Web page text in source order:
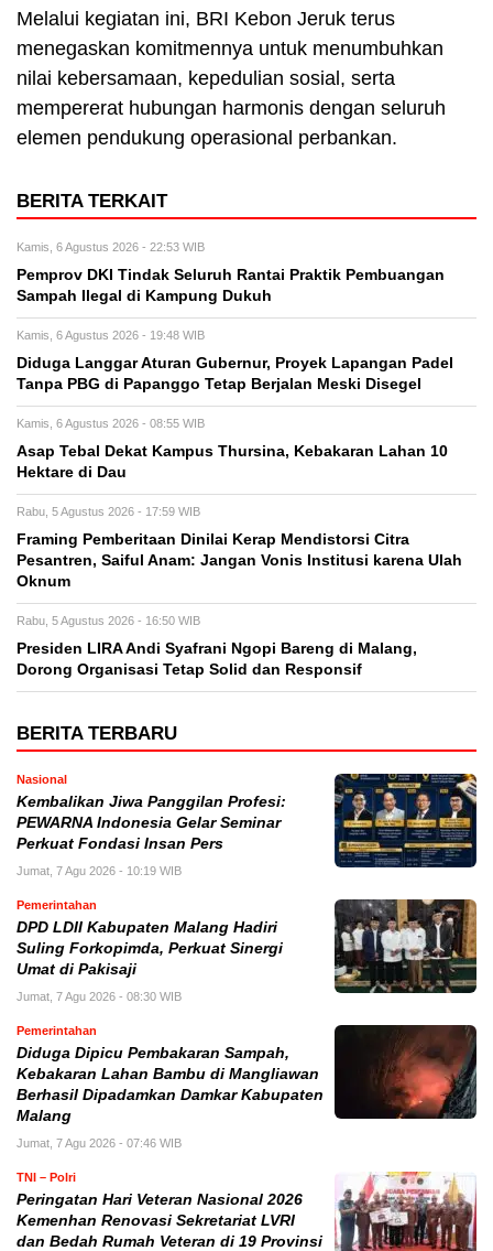
Melalui kegiatan ini, BRI Kebon Jeruk terus
menegaskan komitmennya untuk menumbuhkan
nilai kebersamaan, kepedulian sosial, serta
mempererat hubungan harmonis dengan seluruh
elemen pendukung operasional perbankan.
BERITA TERKAIT
Kamis, 6 Agustus 2026 - 22:53 WIB
Pemprov DKI Tindak Seluruh Rantai Praktik Pembuangan
Sampah Ilegal di Kampung Dukuh
Kamis, 6 Agustus 2026 - 19:48 WIB
Diduga Langgar Aturan Gubernur, Proyek Lapangan Padel
Tanpa PBG di Papanggo Tetap Berjalan Meski Disegel
Kamis, 6 Agustus 2026 - 08:55 WIB
Asap Tebal Dekat Kampus Thursina, Kebakaran Lahan 10
Hektare di Dau
Rabu, 5 Agustus 2026 - 17:59 WIB
Framing Pemberitaan Dinilai Kerap Mendistorsi Citra
Pesantren, Saiful Anam: Jangan Vonis Institusi karena Ulah
Oknum
Rabu, 5 Agustus 2026 - 16:50 WIB
Presiden LIRA Andi Syafrani Ngopi Bareng di Malang,
Dorong Organisasi Tetap Solid dan Responsif
BERITA TERBARU
Nasional
Kembalikan Jiwa Panggilan Profesi:
PEWARNA Indonesia Gelar Seminar
Perkuat Fondasi Insan Pers
Jumat, 7 Agu 2026 - 10:19 WIB
Pemerintahan
DPD LDII Kabupaten Malang Hadiri
Suling Forkopimda, Perkuat Sinergi
Umat di Pakisaji
Jumat, 7 Agu 2026 - 08:30 WIB
Pemerintahan
Diduga Dipicu Pembakaran Sampah,
Kebakaran Lahan Bambu di Mangliawan
Berhasil Dipadamkan Damkar Kabupaten
Malang
Jumat, 7 Agu 2026 - 07:46 WIB
TNI – Polri
Peringatan Hari Veteran Nasional 2026
Kemenhan Renovasi Sekretariat LVRI
dan Bedah Rumah Veteran di 19 Provinsi